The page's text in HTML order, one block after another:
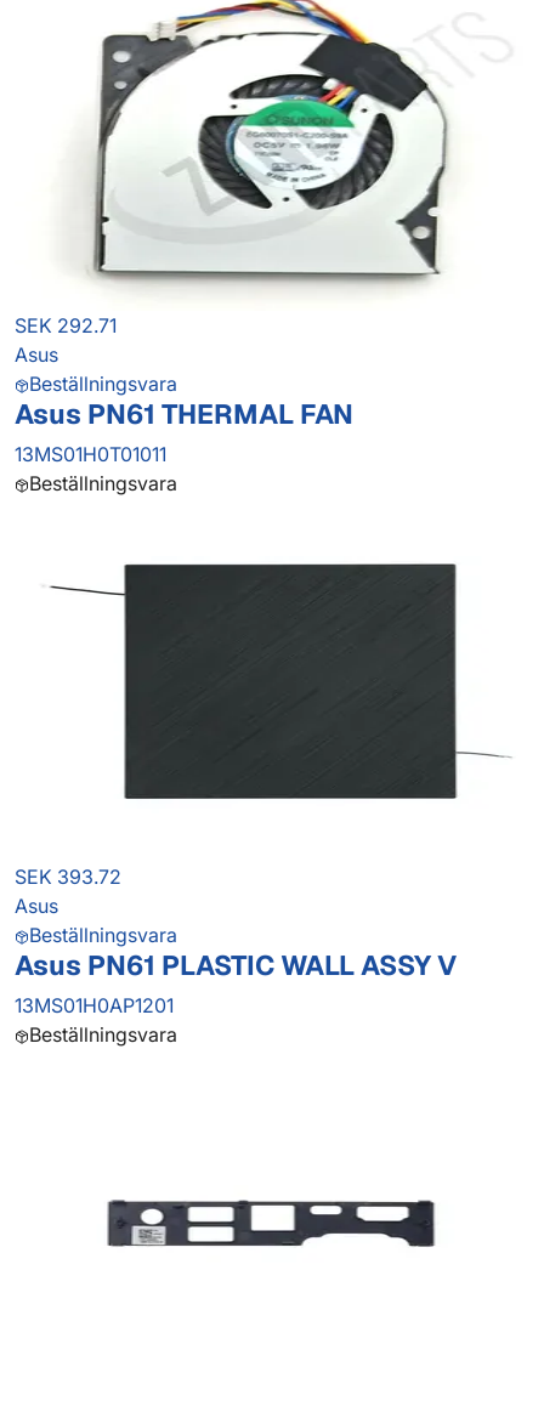
SEK 292.71
Asus
Beställningsvara
Asus PN61 THERMAL FAN
13MS01H0T01011
Beställningsvara
SEK 393.72
Asus
Beställningsvara
Asus PN61 PLASTIC WALL ASSY V
13MS01H0AP1201
Beställningsvara